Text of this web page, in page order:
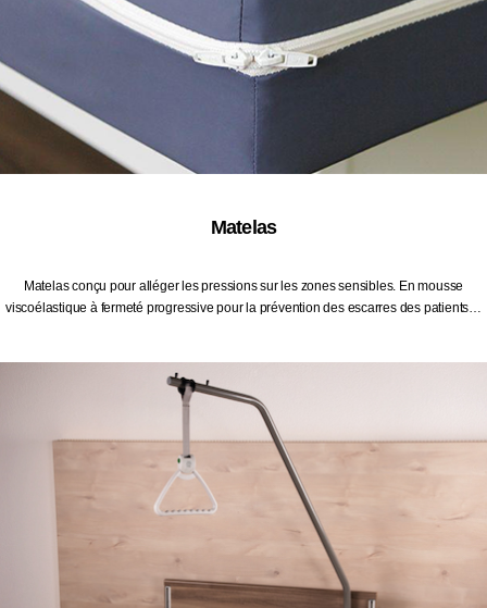
Matelas
Matelas conçu pour alléger les pressions sur les zones sensibles. En mousse
viscoélastique à fermeté progressive pour la prévention des escarres des patients…